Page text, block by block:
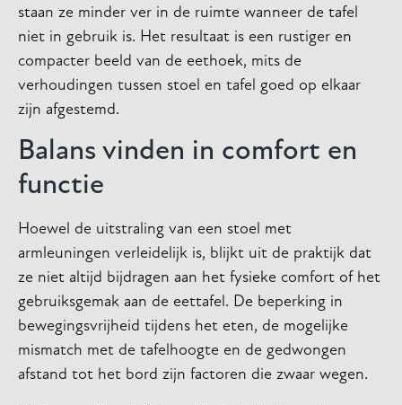
staan ze minder ver in de ruimte wanneer de tafel
niet in gebruik is. Het resultaat is een rustiger en
compacter beeld van de eethoek, mits de
verhoudingen tussen stoel en tafel goed op elkaar
zijn afgestemd.
Balans vinden in comfort en
functie
Hoewel de uitstraling van een stoel met
armleuningen verleidelijk is, blijkt uit de praktijk dat
ze niet altijd bijdragen aan het fysieke comfort of het
gebruiksgemak aan de eettafel. De beperking in
bewegingsvrijheid tijdens het eten, de mogelijke
mismatch met de tafelhoogte en de gedwongen
afstand tot het bord zijn factoren die zwaar wegen.